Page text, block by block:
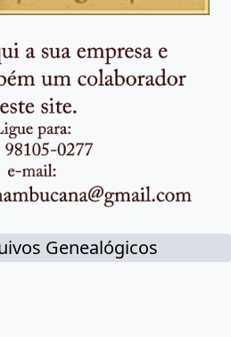
Genealógicos